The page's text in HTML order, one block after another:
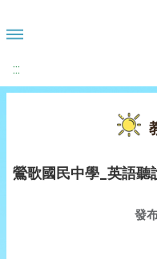
:::
鶯歌國民中學_英語聽
發